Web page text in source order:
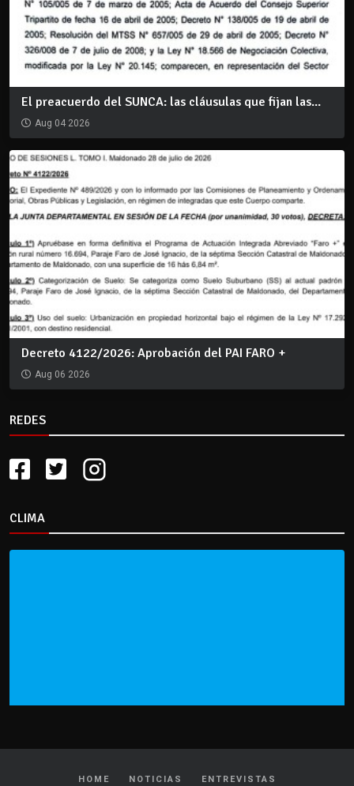
El preacuerdo del SUNCA: las cláusulas que fijan las...
Aug 04 2026
Decreto 4122/2026: Aprobación del PAI FARO +
Aug 06 2026
REDES
CLIMA
HOME NOTICIAS
ENTREVISTAS